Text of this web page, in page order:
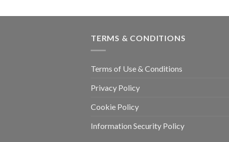
TERMS & CONDITIONS
Terms of Use & Conditions
Privacy Policy
Cookie Policy
Information Security Policy